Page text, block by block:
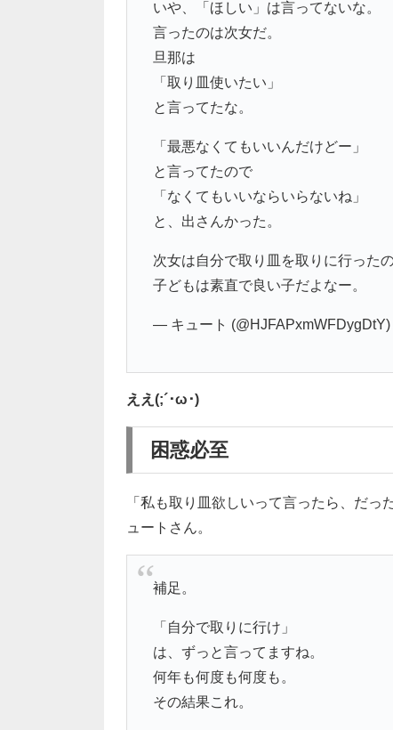
いや、「ほしい」は言ってないな。
言ったのは次女だ。
旦那は
「取り皿使いたい」
と言ってたな。
「最悪なくてもいいんだけどー」
と言ってたので
「なくてもいいならいらないね」
と、出さんかった。
次女は自分で取り皿を取りに行ったの
子どもは素直で良い子だよなー。
— キュート (@HJFAPxmWFDygDtY)
ええ(;´･ω･)
困惑必至
「私も取り皿欲しいって言ったら、だ
ュートさん。
補足。
「自分で取りに行け」
は、ずっと言ってますね。
何年も何度も何度も。
その結果これ。